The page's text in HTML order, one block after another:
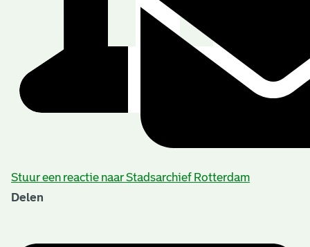
Stuur een reactie naar Stadsarchief Rotterdam
Delen